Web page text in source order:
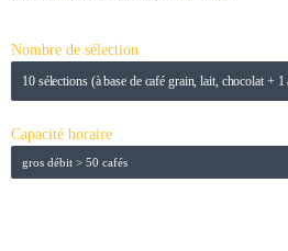
Nombre de sélection
Capacité horaire
gros débit > 50 cafés